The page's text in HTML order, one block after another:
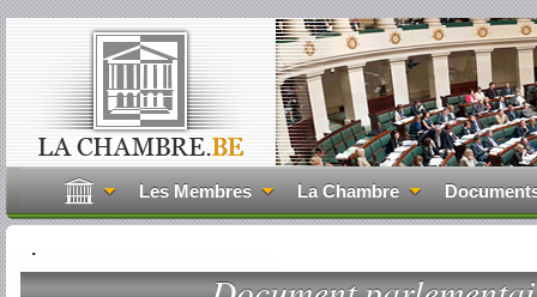
Les Membres La Chambre
.